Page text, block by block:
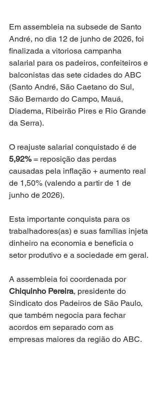
Em assembleia na subsede de Santo
André, no dia 12 de junho de 2026, foi
finalizada a vitoriosa campanha
salarial para os padeiros, confeiteiros e
balconistas das sete cidades do ABC
(Santo André, São Caetano do Sul,
São Bernardo do Campo, Mauá,
Diadema, Ribeirão Pires e Rio Grande
da Serra).
O reajuste salarial conquistado é de
5,92% = reposição das perdas
causadas pela inflação + aumento real
de 1,50% (valendo a partir de 1 de
junho de 2026).
Esta importante conquista para os
trabalhadores(as) e suas famílias injeta
dinheiro na economia e beneficia o
setor produtivo e a sociedade em geral.
A assembleia foi coordenada por
Chiquinho Pereira, presidente do
Sindicato dos Padeiros de São Paulo,
que também negocia para fechar
acordos em separado com as
empresas maiores da região do ABC.